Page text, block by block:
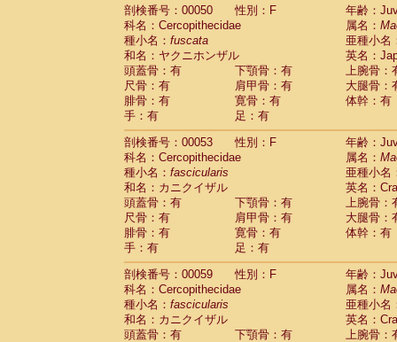
(1)
HylobatidaeHylobates agilis
HylobatidaeHylobates klossii (0)
Hylobatidae
HylobatidaeHylobates moloch(2)
Hylobatidae Hylobates muelleri(0)
HylobatidaeHylobates pileatus(3)
Hylobatidae Hylobates
HylobatidaeHylobateshybrid(1)
HylobatidaeNomascus concolor(0)
HylobatidaeSymphalangus
Hominidae
(0)
Hominidae
Hominidae Gorilla gorilla beringei(0)
Hominidae Gorilla gorilla gorilla(0)
Primates misc.(0)
Scandentia Dendrogale melanura
Scandentia Ptilocercus lowii
ScandentiaTupaia glis
Scandentia
Scandentia
剖検番号：00050
性別：F
年齢：
科名：Cercopithecidae
属名：
種小名： fuscata
亜種小名
和名：ヤクニホンザル
英名：
頭蓋骨：有
下顎骨：有
上腕骨：
尺骨：有
肩甲骨：有
大腿骨：
腓骨：有
寛骨：有
体幹：有
手：有
足：有
剖検番号：00053
性別：F
年齢：
科名：Cercopithecidae
属名：
種小名： fascicularis
亜種小名
和名：カニクイザル
英名：
頭蓋骨：有
下顎骨：有
上腕骨：
尺骨：有
肩甲骨：有
大腿骨：
腓骨：有
寛骨：有
体幹：有
手：有
足：有
剖検番号：00059
性別：F
年齢：
科名：Cercopithecidae
属名：
種小名： fascicularis
亜種小名
和名：カニクイザル
英名：
頭蓋骨：有
下顎骨：有
上腕骨：